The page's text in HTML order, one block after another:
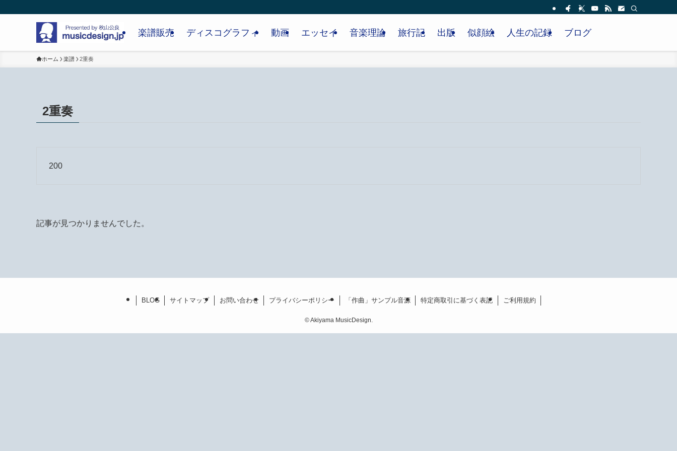
楽譜販売 ディスコグラフィ 動画 エッセイ 音楽理論 旅行記 出版 似顔絵 人生の記録 ブログ
ホーム 楽譜 2重奏
2重奏
200
記事が見つかりませんでした。
BLOG サイトマップ お問い合わせ プライバシーポリシー 「作曲」サンプル音源 特定商取引に基づく表記 ご利用規約
©Akiyama MusicDesign.